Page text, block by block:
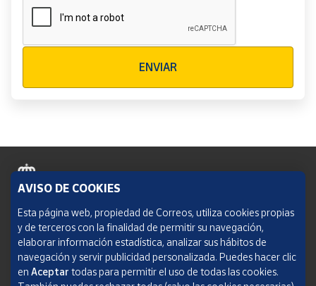
ENVIAR
Política de cookies
Aviso legal
Condiciones del servicio
AVISO DE COOKIES
Esta página web, propiedad de Correos, utiliza cookies propias
y de terceros con la finalidad de permitir su navegación,
elaborar información estadística, analizar sus hábitos de
navegación y servir publicidad personalizada. Puedes hacer clic
en Aceptar todas para permitir el uso de todas las cookies.